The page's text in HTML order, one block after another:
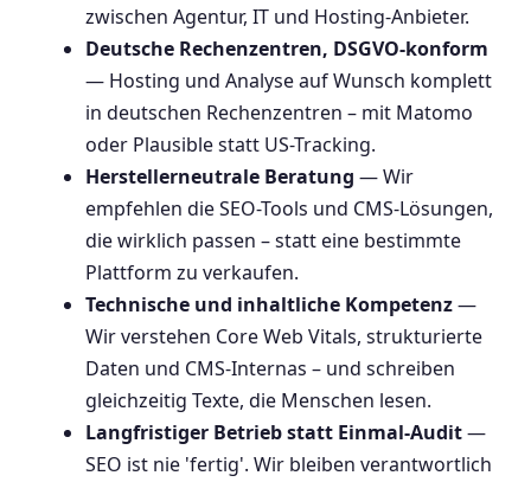
zwischen Agentur, IT und Hosting-Anbieter.
Deutsche Rechenzentren, DSGVO-konform
— Hosting und Analyse auf Wunsch komplett
in deutschen Rechenzentren – mit Matomo
oder Plausible statt US-Tracking.
Herstellerneutrale Beratung — Wir
empfehlen die SEO-Tools und CMS-Lösungen,
die wirklich passen – statt eine bestimmte
Plattform zu verkaufen.
Technische und inhaltliche Kompetenz—
Wir verstehen Core Web Vitals, strukturierte
Daten und CMS-Internas – und schreiben
gleichzeitig Texte, die Menschen lesen.
Langfristiger Betrieb statt Einmal-Audit—
SEO ist nie 'fertig'. Wir bleiben verantwortlich